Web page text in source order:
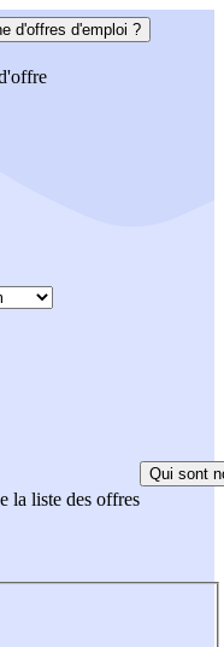
d'offres d'emploi ?
la liste des offres
Qui sont